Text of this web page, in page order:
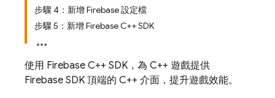
步驟 4：新增 Firebase 設定檔
步驟 5：新增 Firebase C++ SDK
使用 Firebase C++ SDK，為 C++ 遊戲提供
Firebase SDK 頂端的 C++ 介面，提升遊戲效能。